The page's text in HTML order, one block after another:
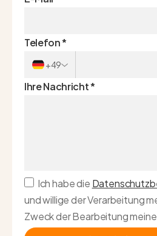
Telefon*
+49
Ihre Nachricht*
Ich habe die
und willige der Verarbeitung
Zweck der Bearbeitung